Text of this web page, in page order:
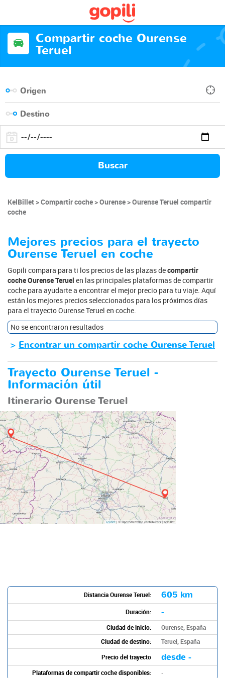
Compartir coche Ourense
Teruel
Buscar
KelBillet Compartir coche Ourense
Ourense Teruel compartir
coche
Mejores precios para el trayecto
Ourense Teruel en coche
Gopili compara para ti los precios de las plazas decompartir
coche Ourense Teruel en las principales plataformas de compartir
coche para ayudarte a encontrar el mejor precio para tu viaje. Aquí
están los mejores precios seleccionados para los próximos días
para el trayecto Ourense Teruel en coche.
No se encontraron resultados
> Encontrar un compartir coche Ourense Teruel
Trayecto Ourense Teruel -
Información útil
Itinerario Ourense Teruel
Distancia Ourense Teruel: 605 km
Duración: -
Ciudad de inicio:
Ourense, España
Ciudad de destino:
Teruel, España
Precio del trayecto
desde -
Plataformas de compartir coche disponibles: -